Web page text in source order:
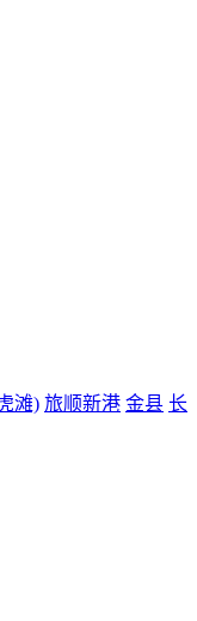
滩) 旅顺新港 金县 长